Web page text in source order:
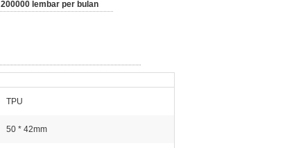
200000 lembar per bulan
TPU
50 * 42mm